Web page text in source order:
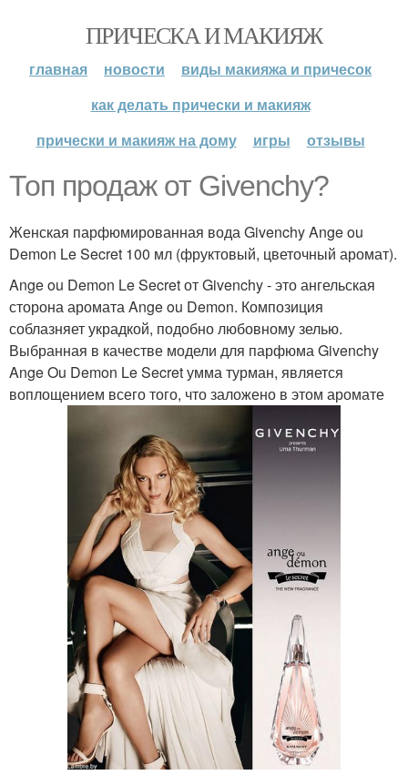
ПРИЧЕСКА И МАКИЯЖ
главная новости
виды макияжа и причесок
как делать прически и макияж
прически и макияж на дому
игры отзывы
Топ продаж от Givenchy?
Женская парфюмированная вода Givenchy Ange ou
Demon Le Secret 100 мл (фруктовый, цветочный аромат).
Ange ou Demon Le Secret от Givenchy - это ангельская
сторона аромата Ange ou Demon. Композиция
соблазняет украдкой, подобно любовному зелью.
Выбранная в качестве модели для парфюма Givenchy
Ange Ou Demon Le Secret умма турман, является
воплощением всего того, что заложено в этом аромате